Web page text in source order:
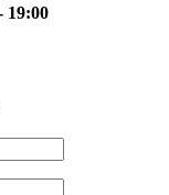
19:00